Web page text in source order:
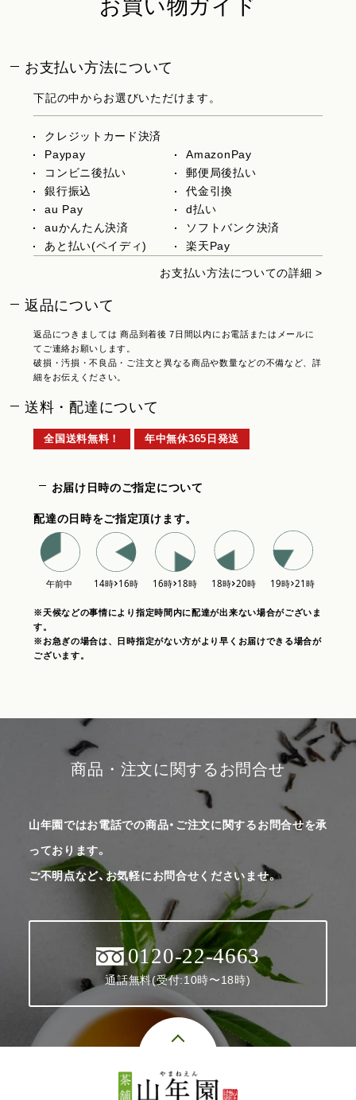
お買い物ガイド
お支払い方法について
下記の中からお選びいただけます。
クレジットカード決済
Paypay
AmazonPay
コンビニ後払い
郵便局後払い
銀行振込
代金引換
au Pay
d払い
auかんたん決済
ソフトバンク決済
あと払い(ペイディ)
楽天Pay
お支払い方法についての詳細 >
返品について
返品につきましては 商品到着後 7日間以内にお電話またはメールに
てご連絡お願いします。
破損・汚損・不良品・ご注文と異なる商品や数量などの不備など、詳
細をお伝えください。
送料・配達について
全国送料無料！ 年中無休365日発送
お届け日時のご指定について
配達の日時をご指定頂けます。
※天候などの事情により指定時間内に配達が出来ない場合がございま
す。
※お急ぎの場合は、日時指定がない方がより早くお届けできる場合が
ございます。
商品・注文に関するお問合せ
山年園ではお電話での商品・ご注文に関するお問合せを承
っております。
ご不明点など、お気軽にお問合せくださいませ。
0120-22-4663
通話無料(受付:10時〜18時)